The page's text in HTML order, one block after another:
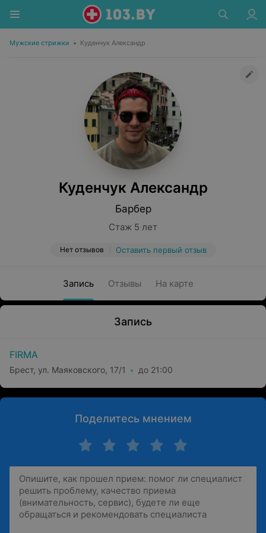
Мужские стрижки • Куденчук Александр
Куденчук Александр
Барбер
Стаж 5 лет
Нет отзывов Оставить первый отзыв
Запись Отзывы На карте
Запись
FIRMA
Брест, ул. Маяковского, 17/1 до 21:00
Поделитесь мнением